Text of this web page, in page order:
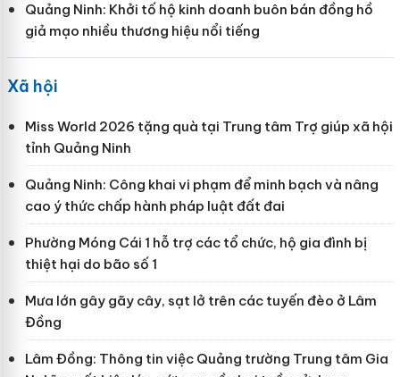
Quảng Ninh: Khởi tố hộ kinh doanh buôn bán đồng hồ
giả mạo nhiều thương hiệu nổi tiếng
Xã hội
Miss World 2026 tặng quà tại Trung tâm Trợ giúp xã hội
tỉnh Quảng Ninh
Quảng Ninh: Công khai vi phạm để minh bạch và nâng
cao ý thức chấp hành pháp luật đất đai
Phường Móng Cái 1 hỗ trợ các tổ chức, hộ gia đình bị
thiệt hại do bão số 1
Mưa lớn gây gãy cây, sạt lở trên các tuyến đèo ở Lâm
Đồng
Lâm Đồng: Thông tin việc Quảng trường Trung tâm Gia